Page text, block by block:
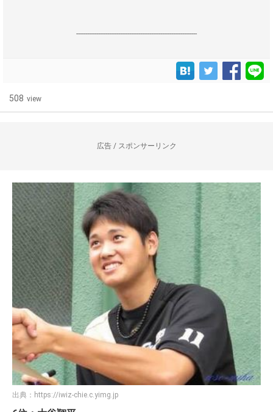
------------------------------------------------------------------
508 view
広告 / スポンサーリンク
出典： https://iwiz-chie.c.yimg.jp